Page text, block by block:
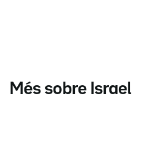
Més sobre Israel